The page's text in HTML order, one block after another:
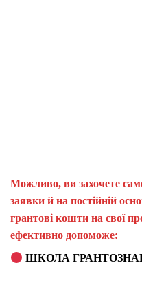
Можливо, ви захочете
заявки й на постійній
грантові кошти на свої
ефективно допоможе:
ШКОЛА